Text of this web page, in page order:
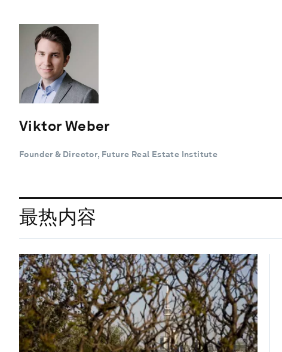
Viktor Weber
Founder & Director, Future Real Estate Institute
最热内容